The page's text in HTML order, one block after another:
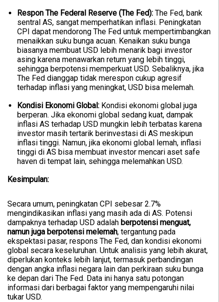
Respon The Federal Reserve (The Fed): The Fed, bank
sentral AS, sangat memperhatikan inflasi. Peningkatan
CPI dapat mendorong The Fed untuk mempertimbangkan
menaikkan suku bunga acuan. Kenaikan suku bunga
biasanya membuat USD lebih menarik bagi investor
asing karena menawarkan return yang lebih tinggi,
sehingga berpotensi memperkuat USD. Sebaliknya, jika
The Fed dianggap tidak merespon cukup agresif
terhadap inflasi yang meningkat, USD bisa melemah.
Kondisi Ekonomi Global: Kondisi ekonomi global juga
berperan. Jika ekonomi global sedang kuat, dampak
inflasi AS terhadap USD mungkin lebih terbatas karena
investor masih tertarik berinvestasi di AS meskipun
inflasi tinggi. Namun, jika ekonomi global lemah, inflasi
tinggi di AS bisa membuat investor mencari aset safe
haven di tempat lain, sehingga melemahkan USD.
Kesimpulan:
Secara umum, peningkatan CPI sebesar 2.7%
mengindikasikan inflasi yang masih ada di AS. Potensi
dampaknya terhadap USD adalah berpotensi menguat,
namun juga berpotensi melemah, tergantung pada
ekspektasi pasar, respons The Fed, dan kondisi ekonomi
global secara keseluruhan. Untuk analisis yang lebih akurat,
diperlukan konteks lebih lanjut, termasuk perbandingan
dengan angka inflasi negara lain dan perkiraan suku bunga
ke depan dari The Fed. Data ini hanya satu potongan
informasi dari berbagai faktor yang mempengaruhi nilai
tukar USD.